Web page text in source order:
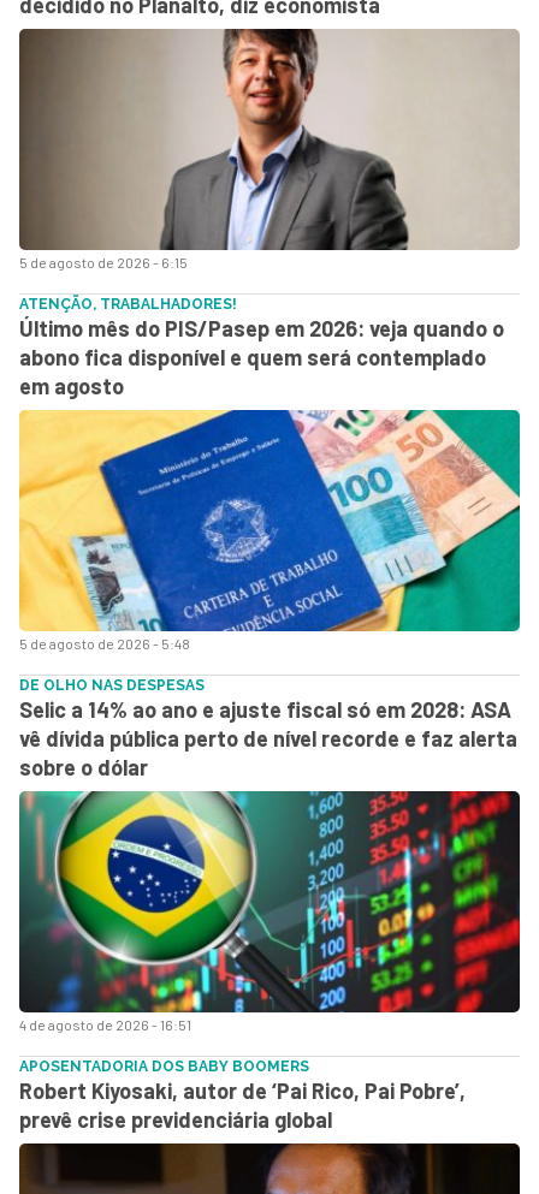
5 de agosto de 2026 - 6:15
5 de agosto de 2026 - 5:48
ATENÇÃO, TRABALHADORES!
Último mês do PIS/Pasep em 2026: veja quando o
abono fica disponível e quem será contemplado
em agosto
4 de agosto de 2026 - 16:51
DE OLHO NAS DESPESAS
Selic a 14% ao ano e ajuste fiscal só em 2028: ASA
vê dívida pública perto de nível recorde e faz alerta
sobre o dólar
APOSENTADORIA DOS BABY BOOMERS
Robert Kiyosaki, autor de ‘Pai Rico, Pai Pobre’,
prevê crise previdenciária global